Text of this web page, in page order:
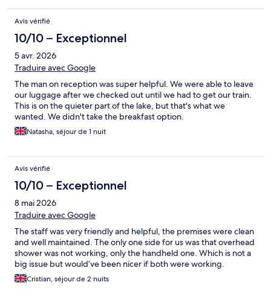
Avis vérifié
10/10 – Exceptionnel
5 avr. 2026
Traduire avec Google
The man on reception was super helpful. We were able to leave
our luggage after we checked out until we had to get our train.
This is on the quieter part of the lake, but that's what we
wanted. We didn't take the breakfast option.
Natasha, séjour de 1 nuit
Avis vérifié
10/10 – Exceptionnel
8 mai 2026
Traduire avec Google
The staff was very friendly and helpful, the premises were clean
and well maintained. The only one side for us was that overhead
shower was not working, only the handheld one. Which is not a
big issue but would’ve been nicer if both were working.
Cristian, séjour de 2 nuits